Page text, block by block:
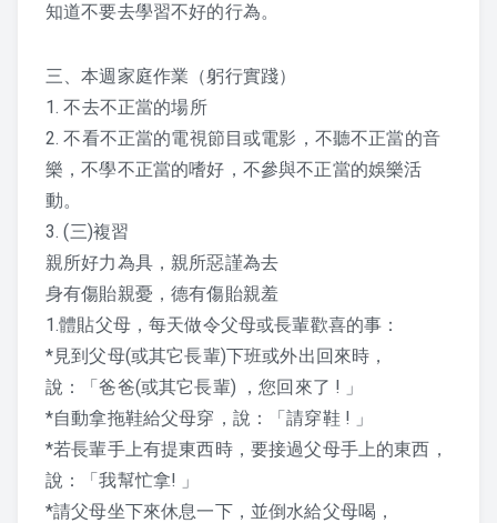
知道不要去學習不好的行為。
三、本週家庭作業（躬行實踐）
1. 不去不正當的場所
2. 不看不正當的電視節目或電影，不聽不正當的音
樂，不學不正當的嗜好，不參與不正當的娛樂活
動。
3. (三)複習
親所好力為具，親所惡謹為去
身有傷貽親憂，德有傷貽親羞
1.體貼父母，每天做令父母或長輩歡喜的事：
*見到父母(或其它長輩)下班或外出回來時，
說：「爸爸(或其它長輩) ，您回來了 ! 」
*自動拿拖鞋給父母穿，說：「請穿鞋 ! 」
*若長輩手上有提東西時，要接過父母手上的東西，
說：「我幫忙拿! 」
*請父母坐下來休息一下，並倒水給父母喝，